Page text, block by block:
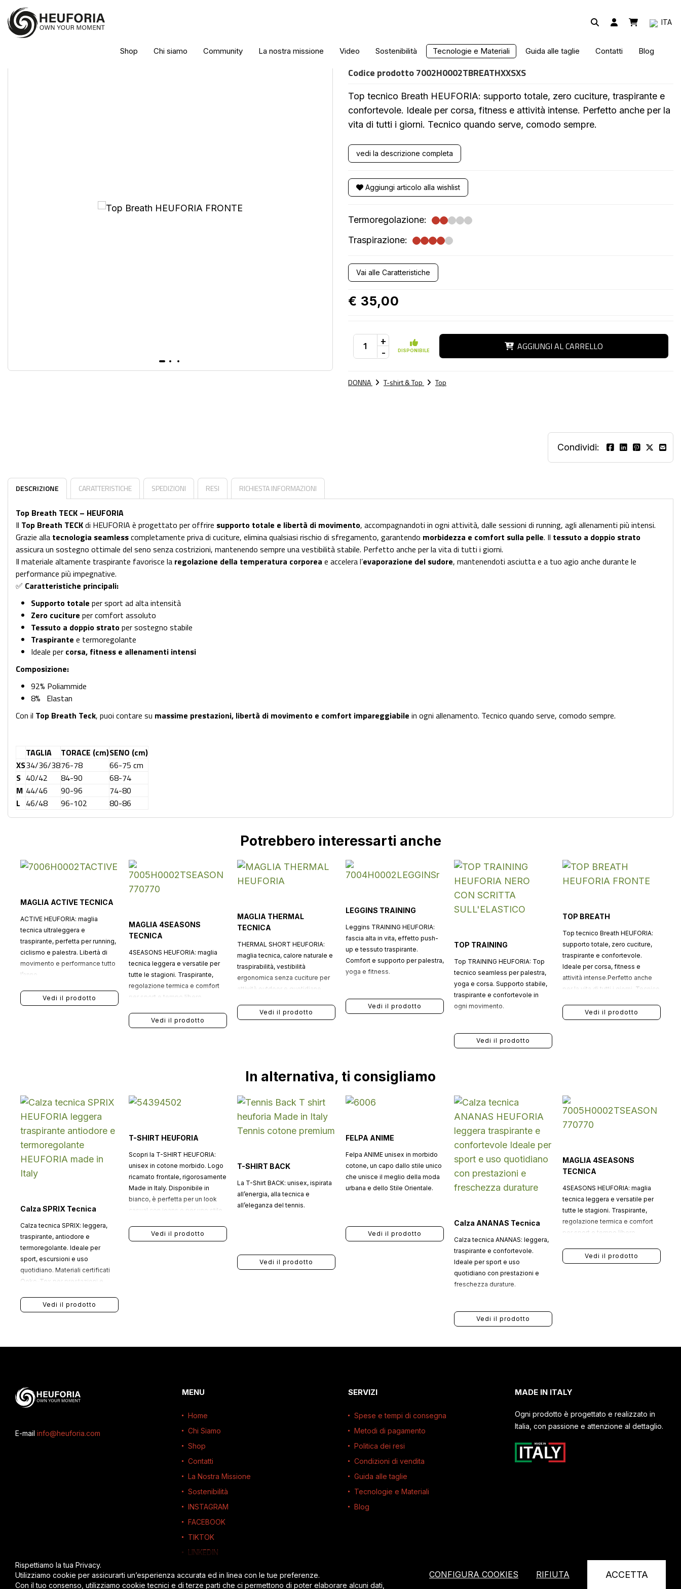
ITA
Shop Chi siamo Community La nostra missione Video Sostenibilità Tecnologie e Materiali Guida alle taglie Contatti Blog
TOP BREATH
Codice prodotto7002H0002TBREATHXXSXS
Top tecnico Breath HEUFORIA: supporto totale, zero cuciture, traspirante e
confortevole. Ideale per corsa, fitness e attività intense. Perfetto anche per la
vita di tutti i giorni. Tecnico quando serve, comodo sempre.
vedi la descrizione completa
Aggiungi articolo alla wishlist
Termoregolazione:
Traspirazione:
Vai alle Caratteristiche
€ 35,00
+
- DISPONIBILE AGGIUNGI AL CARRELLO
DONNA T-shirt & Top Top
Condividi:
DESCRIZIONE CARATTERISTICHE SPEDIZIONI RESI RICHIESTA INFORMAZIONI
Top Breath TECK – HEUFORIA
Il Top Breath TECKdi HEUFORIA è progettato per offrire supporto totale e libertà di movimento, accompagnandoti in ogni attività, dalle sessioni di running, agli allenamenti più intensi.
Grazie alla tecnologia seamlesscompletamente priva di cuciture, elimina qualsiasi rischio di sfregamento, garantendo morbidezza e comfort sulla pelle. Il tessuto a doppio strato
assicura un sostegno ottimale del seno senza costrizioni, mantenendo sempre una vestibilità stabile. Perfetto anche per la vita di tutti i giorni.
Il materiale altamente traspirante favorisce la regolazione della temperatura corporea e accelera l’evaporazione del sudore, mantenendoti asciutta e a tuo agio anche durante le
performance più impegnative.
✅ Caratteristiche principali:
Supporto totale per sport ad alta intensità
Zero cuciture per comfort assoluto
Tessuto a doppio stratoper sostegno stabile
Traspirante e termoregolante
Ideale per corsa, fitness e allenamenti intensi
Composizione:
92% Poliammide
8% Elastan
Con il Top Breath Teck, puoi contare su massime prestazioni, libertà di movimento e comfort impareggiabile in ogni allenamento. Tecnico quando serve, comodo sempre.
TAGLIA TORACE (cm)SENO (cm)
XS34/36/3876-78
66-75 cm
S 40/42 84-90
68-74
M 44/46 90-96
74-80
L 46/48 96-102 80-86
Potrebbero interessarti anche
MAGLIA ACTIVE TECNICA
ACTIVE HEUFORIA: maglia
tecnica ultraleggera e
traspirante, perfetta per running,
ciclismo e palestra. Libertà di
movimento e performance tutto
l’anno.
Vedi il prodotto
MAGLIA 4SEASONS
TECNICA
4SEASONS HEUFORIA: maglia
tecnica leggera e versatile per
tutte le stagioni. Traspirante,
regolazione termica e comfort
per sport e tempo libero.
Vedi il prodotto
MAGLIA THERMAL
TECNICA
THERMAL SHORT HEUFORIA:
maglia tecnica, calore naturale e
traspirabilità, vestibilità
ergonomica senza cuciture per
attività outdoor e quotidiane.
Vedi il prodotto
LEGGINS TRAINING
Leggins TRAINING HEUFORIA:
fascia alta in vita, effetto push-
up e tessuto traspirante.
Comfort e supporto per palestra,
yoga e fitness.
Vedi il prodotto
TOP TRAINING
Top TRAINING HEUFORIA: Top
tecnico seamless per palestra,
yoga e corsa. Supporto stabile,
traspirante e confortevole in
ogni movimento.
Vedi il prodotto
TOP BREATH
Top tecnico Breath HEUFORIA:
supporto totale, zero cuciture,
traspirante e confortevole.
Ideale per corsa, fitness e
attività intense.Perfetto anche
per la vita di tutti i giorni. Tecnico
Vedi il prodotto
In alternativa, ti consigliamo
Calza SPRIX Tecnica
Calza tecnica SPRIX: leggera,
traspirante, antiodore e
termoregolante. Ideale per
sport, escursioni e uso
quotidiano. Materiali certificati
Oeko-Tex per prestazioni e
Vedi il prodotto
T-SHIRT HEUFORIA
Scopri la T-SHIRT HEUFORIA:
unisex in cotone morbido. Logo
ricamato frontale, rigorosamente
Made in Italy. Disponibile in
bianco, è perfetta per un look
casual con jeans o per uno stile
Vedi il prodotto
T-SHIRT BACK
La T-Shirt BACK: unisex, ispirata
all’energia, alla tecnica e
all’eleganza del tennis.
Vedi il prodotto
FELPA ANIME
Felpa ANIME unisex in morbido
cotone, un capo dallo stile unico
che unisce il meglio della moda
urbana e dello Stile Orientale.
Vedi il prodotto
Calza ANANAS Tecnica
Calza tecnica ANANAS: leggera,
traspirante e confortevole.
Ideale per sport e uso
quotidiano con prestazioni e
freschezza durature.
Vedi il prodotto
MAGLIA 4SEASONS
TECNICA
4SEASONS HEUFORIA: maglia
tecnica leggera e versatile per
tutte le stagioni. Traspirante,
regolazione termica e comfort
per sport e tempo libero.
Vedi il prodotto
E-mail info@heuforia.com
MENU
Home
Chi Siamo
Shop
Contatti
La Nostra Missione
Sostenibilità
INSTAGRAM
FACEBOOK
TIKTOK
LINKEDIN
SERVIZI
Spese e tempi di consegna
Metodi di pagamento
Politica dei resi
Condizioni di vendita
Guida alle taglie
Tecnologie e Materiali
Blog
MADE IN ITALY
Ogni prodotto è progettato e realizzato in
Italia, con passione e attenzione al dettaglio.
Rispettiamo la tua Privacy.
Utilizziamo cookie per assicurarti un’esperienza accurata ed in linea con le tue preferenze.
Con il tuo consenso, utilizziamo cookie tecnici e di terze parti che ci permettono di poter elaborare alcuni dati,
CONFIGURA COOKIES RIFIUTA ACCETTA